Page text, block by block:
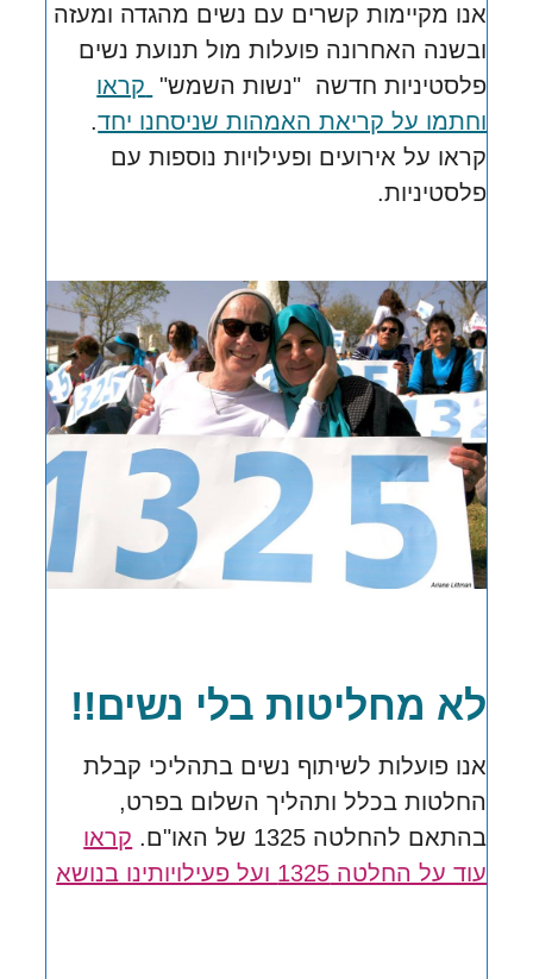
אנו מקיימות קשרים עם נשים מהגדה ומעזה
ובשנה האחרונה פועלות מול תנועת נשים
פלסטיניות חדשה "נשות השמש" קראו
וחתמו על קריאת האמהות שניסחנו יחד.
קראו על אירועים ופעילויות נוספות עם
פלסטיניות.
לא מחליטות בלי נשים!!
אנו פועלות לשיתוף נשים בתהליכי קבלת
החלטות בכלל ותהליך השלום בפרט,
בהתאם להחלטה 1325 של האו"ם.
קראו
עוד על החלטה 1325 ועל פעילויותינו בנושא